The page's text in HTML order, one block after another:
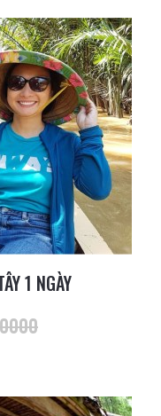
1 NGÀY